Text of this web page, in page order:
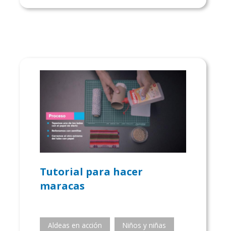
Tutorial para hacer
maracas
Aldeas en acción
Niños y niñas